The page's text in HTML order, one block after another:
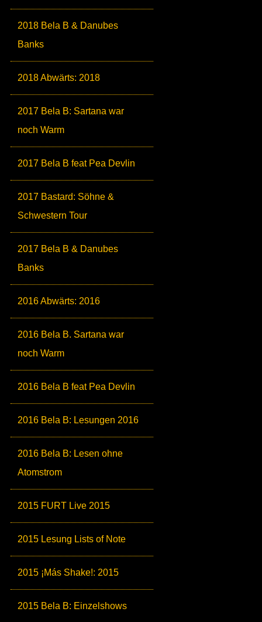
2018 Bela B & Danubes
Banks
2018 Abwärts: 2018
2017 Bela B: Sartana war
noch Warm
2017 Bela B feat Pea Devlin
2017 Bastard: Söhne &
Schwestern Tour
2017 Bela B & Danubes
Banks
2016 Abwärts: 2016
2016 Bela B. Sartana war
noch Warm
2016 Bela B feat Pea Devlin
2016 Bela B: Lesungen 2016
2016 Bela B: Lesen ohne
Atomstrom
2015 FURT Live 2015
2015 Lesung Lists of Note
2015 ¡Más Shake!: 2015
2015 Bela B: Einzelshows